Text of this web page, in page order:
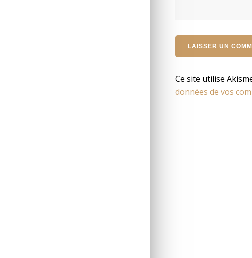
Ce site utilise
données de vos